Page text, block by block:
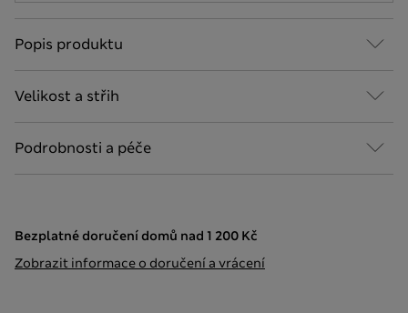
Popis produktu
Velikost a střih
Podrobnosti a péče
Bezplatné doručení domů nad 1 200 Kč
Zobrazit informace o doručení a vrácení